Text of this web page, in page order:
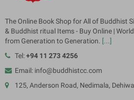
The Online Book Shop for All of Buddhist
& Buddhist ritual Items - Buy Online |
from Generation to Generation. [...]
Tel:+94 11 273 4256
Email: info@buddhistcc.com
125, Anderson Road, Nedimala,